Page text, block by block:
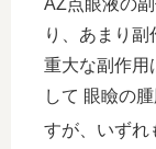
り、あまり副
重大な副作用
して 眼瞼の
すが、いずれ